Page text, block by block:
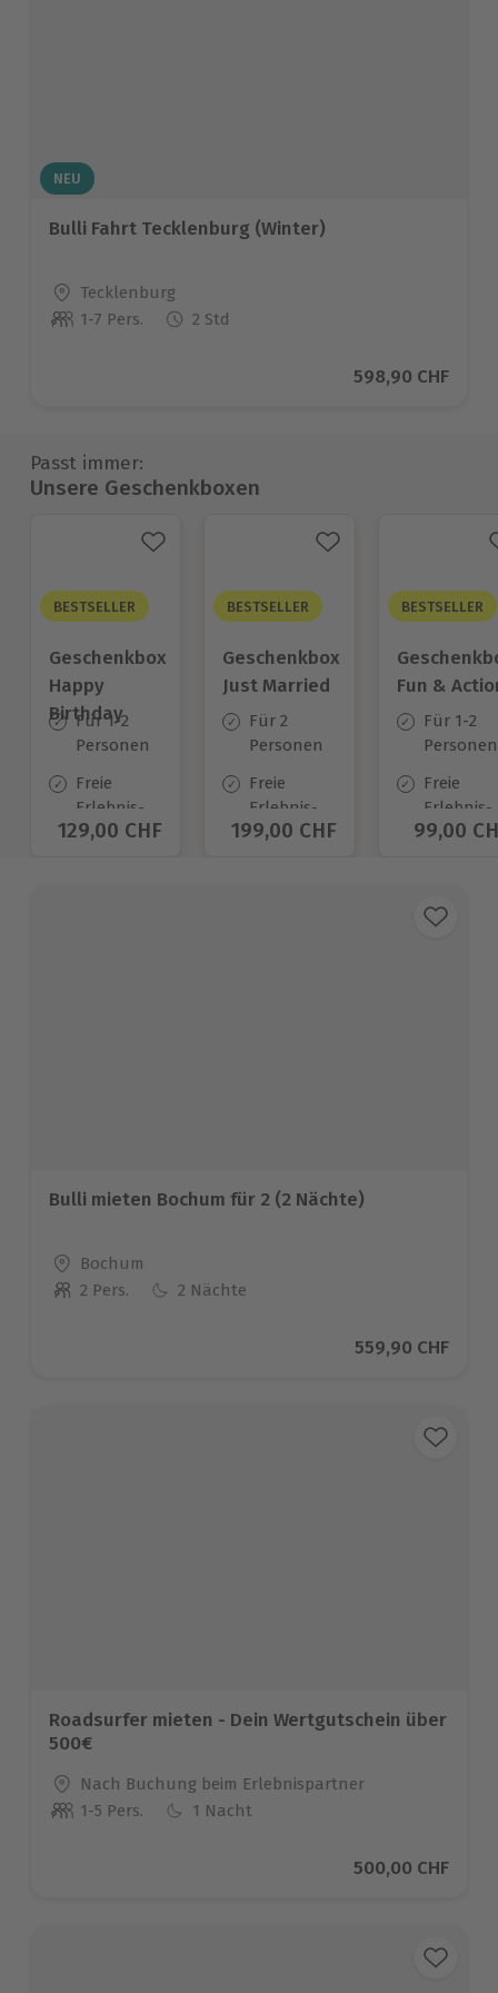
NEU
Bulli Fahrt Tecklenburg (Winter)
Standort
Tecklenburg
Anzahl der Teilnehmer
1-7 Pers. 2 Std
Aktueller Preis
598,90 CHF
Passt immer:
Unsere Geschenkboxen
BESTSELLER
Geschenkbox
Happy
Birthday
Für 1-2
Personen
Freie
Erlebnis-
Auswahl
Aktueller Preis
129,00 CHF
BESTSELLER
Geschenkbox
Just Married
Für 2
Personen
Freie
Erlebnis-
Auswahl
Aktueller Preis
199,00 CHF
BESTSELLER
Fun &
Für 1-2
Personen
Freie
Erlebnis-
Auswahl
99,00
Bulli mieten Bochum für 2 (2 Nächte)
Standort
Bochum
Anzahl der Teilnehmer
2 Pers. 2 Nächte
Aktueller Preis
559,90 CHF
Roadsurfer mieten - Dein Wertgutschein über
500€
Standort
Nach Buchung beim Erlebnispartner
Anzahl der Teilnehmer
1-5 Pers. 1 Nacht
Aktueller Preis
500,00 CHF